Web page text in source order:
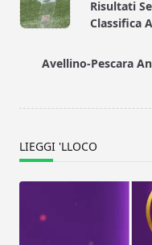
subtitle
reader-
Risultati
Classifica
Avellino-Pescara
LIEGGI 'LLOCO